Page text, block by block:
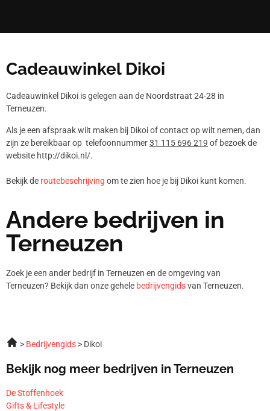
Cadeauwinkel Dikoi
Cadeauwinkel Dikoi is gelegen aan de Noordstraat 24-28 in
Terneuzen.
Als je een afspraak wilt maken bij Dikoi of contact op wilt nemen, dan
zijn ze bereikbaar op telefoonnummer31 115 696 219 of bezoek de
website http://dikoi.nl/.
Bekijk de routebeschrijving om te zien hoe je bij Dikoi kunt komen.
Andere bedrijven in
Terneuzen
Zoek je een ander bedrijf in Terneuzen en de omgeving van
Terneuzen? Bekijk dan onze gehele bedrijvengidsvan Terneuzen.
Bedrijvengids Dikoi
Bekijk nog meer bedrijven in Terneuzen
De Stoffenhoek
Gifts & Lifestyle